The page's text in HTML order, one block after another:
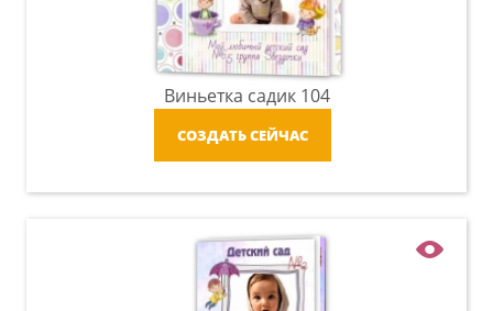
Виньетка садик 104
СОЗДАТЬ СЕЙЧАС